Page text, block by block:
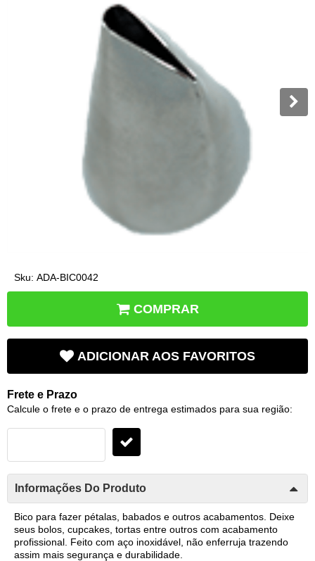
Sku: ADA-BIC0042
COMPRAR
ADICIONAR AOS FAVORITOS
Frete e Prazo
Calcule o frete e o prazo de entrega estimados para sua região:
Informações Do Produto
Bico para fazer pétalas, babados e outros acabamentos. Deixe
seus bolos, cupcakes, tortas entre outros com acabamento
profissional. Feito com aço inoxidável, não enferruja trazendo
assim mais segurança e durabilidade.